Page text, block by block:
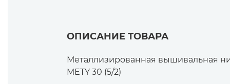
ОПИСАНИЕ ТОВАРА
Металлизированная вышивальная
METY 30 (5/2)